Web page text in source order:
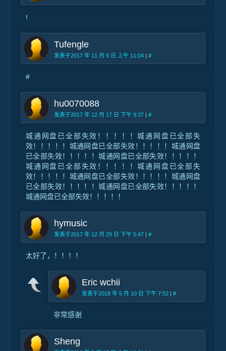
!
Tufengle
发表于2017 年 11 月 9 日 上午 11:04 | #
#
hu0070088
发表于2017 年 12 月 17 日 下午 9:37 | #
城通网盘已全部失效！！！！！城通网盘已全部失
效！！！！！城通网盘已全部失效！！！！！城通网盘
已全部失效！！！！！城通网盘已全部失效！！！！！
城通网盘已全部失效！！！！！城通网盘已全部失
效！！！！！城通网盘已全部失效！！！！！城通网盘
已全部失效！！！！！城通网盘已全部失效！！！！！
城通网盘已全部失效！！！！！
hymusic
发表于2017 年 12 月 29 日 下午 5:47 | #
太好了，！！！！
Eric wchii
发表于2018 年 5 月 10 日 下午 7:52 | #
非常感谢
Sheng